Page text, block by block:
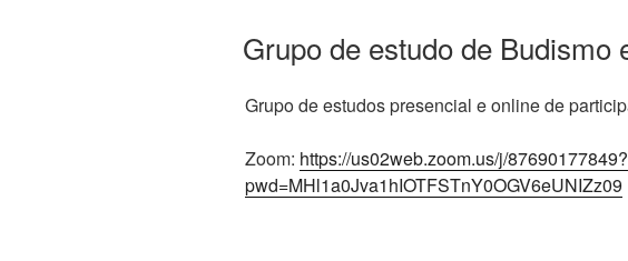
Grupo de estudo de Budismo
Grupo de estudos presencial e online de
Zoom: https://us02web.zoom.us/j/87690177849?
pwd=MHl1a0Jva1hIOTFSTnY0OGV6eUNIZz09